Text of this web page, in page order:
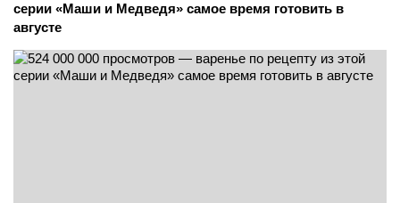
серии «Маши и Медведя» самое время готовить в
августе